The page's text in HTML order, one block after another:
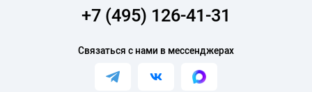
+7 (495) 126-41-31
Связаться с нами в мессенджерах